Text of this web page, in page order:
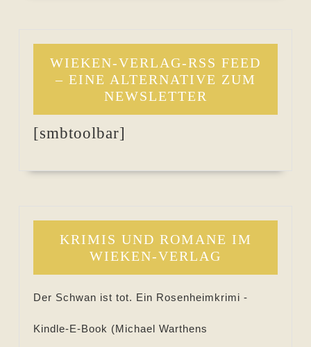
WIEKEN-VERLAG-RSS FEED
– EINE ALTERNATIVE ZUM
NEWSLETTER
[smbtoolbar]
KRIMIS UND ROMANE IM
WIEKEN-VERLAG
Der Schwan ist tot. Ein Rosenheimkrimi -
Kindle-E-Book (Michael Warthens